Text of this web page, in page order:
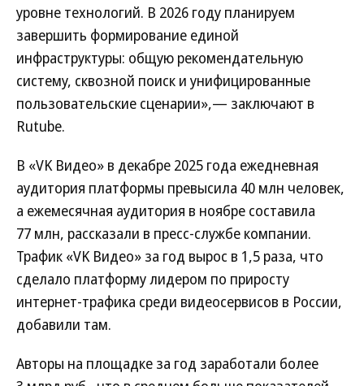
уровне технологий. В 2026 году планируем
завершить формирование единой
инфраструктуры: общую рекомендательную
систему, сквозной поиск и унифицированные
пользовательские сценарии»,— заключают в
Rutube.
В «VK Видео» в декабре 2025 года ежедневная
аудитория платформы превысила 40 млн человек,
а ежемесячная аудитория в ноябре составила
77 млн, рассказали в пресс-службе компании.
Трафик «VK Видео» за год вырос в 1,5 раза, что
сделало платформу лидером по приросту
интернет-трафика среди видеосервисов в России,
добавили там.
Авторы на площадке за год заработали более